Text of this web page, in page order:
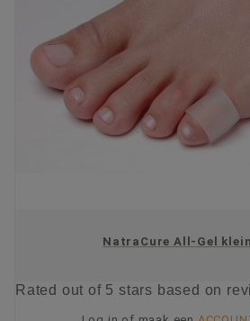
NatraCure All-Gel
Rated out of 5 stars based on